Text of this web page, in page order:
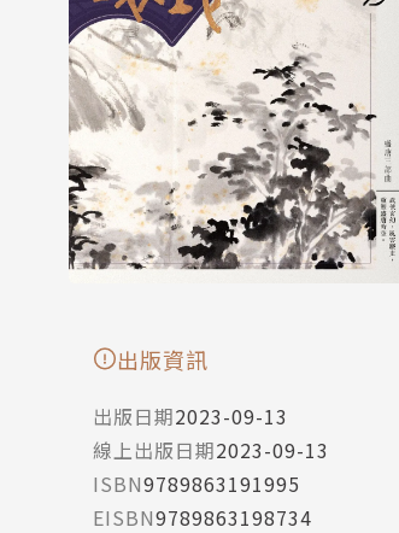
出版資訊
出版日期2023-09-13
線上出版日期2023-09-13
ISBN9789863191995
EISBN9789863198734